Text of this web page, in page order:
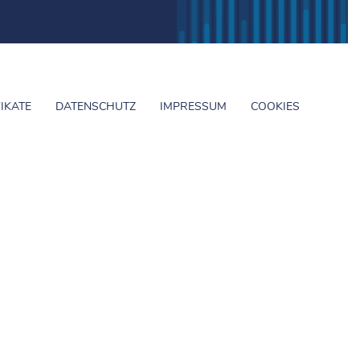
COOKIES
IMPRESSUM
DATENSCHUTZ